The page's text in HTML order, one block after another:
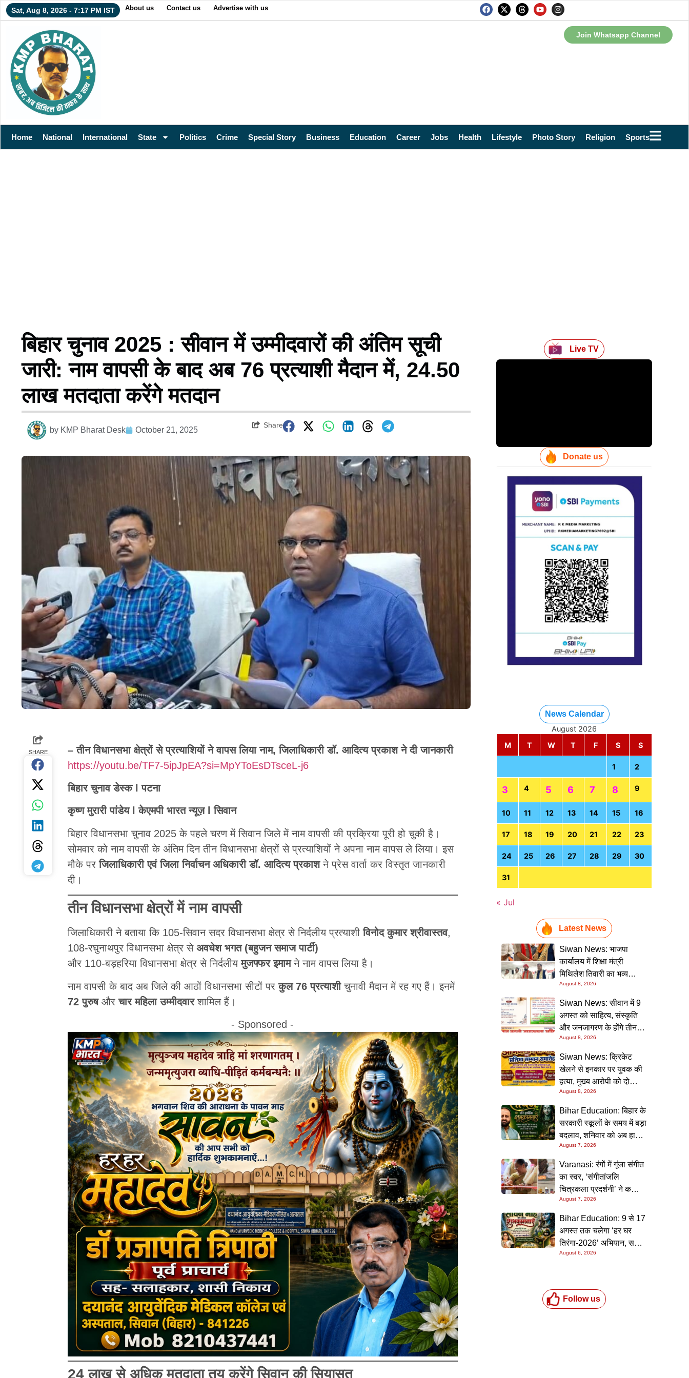
Sat, Aug 8, 2026 - 7:17 PM IST About us Contact us Advertise with us
Join Whatsapp Channel
Home National International State Politics Crime Special Story Business Education Career Jobs Health Lifestyle Photo Story Religion Sports
बिहार चुनाव 2025 : सीवान में उम्मीदवारों की अंतिम सूची
जारी: नाम वापसी के बाद अब 76 प्रत्याशी मैदान में, 24.50
लाख मतदाता करेंगे मतदान
by KMP Bharat Desk October 21, 2025
Share
SHARE
– तीन विधानसभा क्षेत्रों से प्रत्याशियों ने वापस लिया नाम, जिलाधिकारी डॉ. आदित्य प्रकाश ने दी जानकारी
https://youtu.be/TF7-5ipJpEA?si=MpYToEsDTsceL-j6
बिहार चुनाव डेस्क l पटना
कृष्ण मुरारी पांडेय l केएमपी भारत न्यूज़ l सिवान
बिहार विधानसभा चुनाव 2025 के पहले चरण में सिवान जिले में नाम वापसी की प्रक्रिया पूरी हो चुकी है।
सोमवार को नाम वापसी के अंतिम दिन तीन विधानसभा क्षेत्रों से प्रत्याशियों ने अपना नाम वापस ले लिया। इस
मौके परजिलाधिकारी एवं जिला निर्वाचन अधिकारी डॉ. आदित्य प्रकाशने प्रेस वार्ता कर विस्तृत जानकारी
दी।
तीन विधानसभा क्षेत्रों में नाम वापसी
जिलाधिकारी ने बताया कि 105-सिवान सदर विधानसभा क्षेत्र से निर्दलीय प्रत्याशीविनोद कुमार श्रीवास्तव,
108-रघुनाथपुर विधानसभा क्षेत्र से अवधेश भगत (बहुजन समाज पार्टी)
और 110-बड़हरिया विधानसभा क्षेत्र से निर्दलीयमुजफ्फर इमामने नाम वापस लिया है।
नाम वापसी के बाद अब जिले की आठों विधानसभा सीटों परकुल 76 प्रत्याशीचुनावी मैदान में रह गए हैं। इनमें
72 पुरुषऔरचार महिला उम्मीदवारशामिल हैं।
- Sponsored -
24 लाख से अधिक मतदाता तय करेंगे सिवान की सियासत
Live TV
Donate us
News Calendar
August 2026
M
T W T F S S
1 2
3 4 5 6 7 8 9
10 11 12 13 14 15 16
17 18 19 20 21 22 23
24 25 26 27 28 29 30
31
« Jul
Latest News
Siwan News: भाजपा
कार्यालय में शिक्षा मंत्री
मिथिलेश तिवारी का भव्य
स्वागत, बोले- कार्यकर्ता ही
पार्टी की सबसे बड़ी ताकत
August 8, 2026
Siwan News: सीवान में 9
अगस्त को साहित्य, संस्कृति
और जनजागरण के होंगे तीन
बड़े आयोजन
August 8, 2026
Siwan News: क्रिकेट
खेलने से इनकार पर युवक की
हत्या, मुख्य आरोपी को दो
धाराओं में उम्रकैद
August 8, 2026
Bihar Education: बिहार के
सरकारी स्कूलों के समय में बड़ा
बदलाव, शनिवार को अब हाफ
डे रहेगा विद्यालय
August 7, 2026
Varanasi: रंगों में गूंजा संगीत
का स्वर, ‘संगीतांजलि
चित्रकला प्रदर्शनी’ ने कला
प्रेमियों को किया मंत्रमुग्ध
August 7, 2026
Bihar Education: 9 से 17
अगस्त तक चलेगा ‘हर घर
तिरंगा-2026’ अभियान, सभी
स्कूलों को दिए गए विस्तृत
August 6, 2026
Follow us